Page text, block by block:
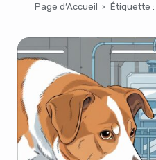
Page d’Accueil › Étiquette :